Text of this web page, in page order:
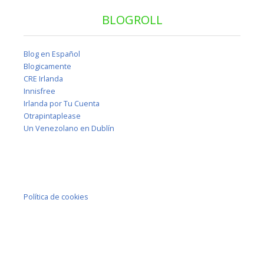
BLOGROLL
Blog en Español
Blogicamente
CRE Irlanda
Innisfree
Irlanda por Tu Cuenta
Otrapintaplease
Un Venezolano en Dublín
Política de cookies